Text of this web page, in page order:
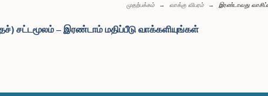
முதற்பக்கம் வாக்கு விபரம் இரண்டாவது
சட்டமூலம் – இரண்டாம் மதிப்பீடு வாக்களியுங்கள்